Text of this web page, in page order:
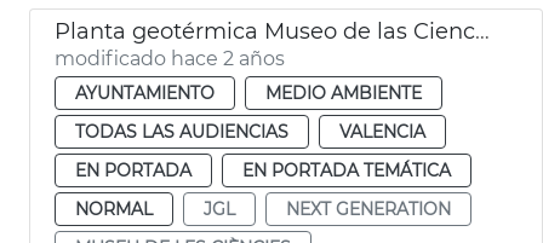
Planta geotérmica Museo de las Ciencias
modificado hace 2 años
AYUNTAMIENTO
MEDIO AMBIENTE
TODAS LAS AUDIENCIAS
VALENCIA
EN PORTADA
EN PORTADA TEMÁTICA
NORMAL
JGL
NEXT GENERATION